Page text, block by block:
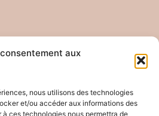
aux
nous utilisons des technologies
et/ou accéder aux informations des
ces technologies nous permettra de
26 65 32 19
anim.com